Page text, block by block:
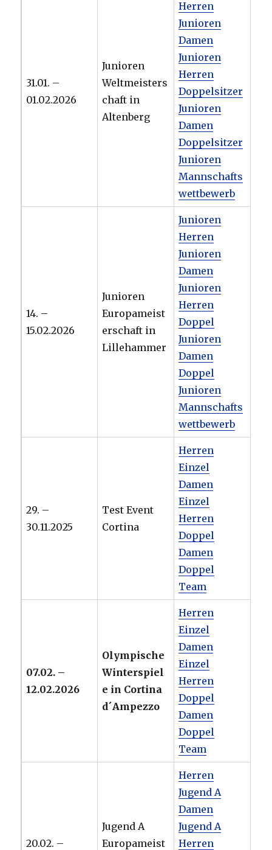
31.01. –
01.02.2026
Junioren
Weltmeisters
chaft in
Altenberg
Herren
Junioren
Damen
Junioren
Herren
Doppelsitzer
Junioren
Damen
Doppelsitzer
Junioren
Mannschafts
wettbewerb
14. –
15.02.2026
Junioren
Europameist
erschaft in
Lillehammer
Junioren
Herren
Junioren
Damen
Junioren
Herren
Doppel
Junioren
Damen
Doppel
Junioren
Mannschafts
wettbewerb
29. –
30.11.2025
Test Event
Cortina
Herren
Einzel
Damen
Einzel
Herren
Doppel
Damen
Doppel
Team
07.02. –
12.02.2026
Olympische
Winterspiel
e in Cortina
d´Ampezzo
Herren
Einzel
Damen
Einzel
Herren
Doppel
Damen
Doppel
Team
20.02. –
Jugend A
Europameist
Herren
Jugend A
Damen
Jugend A
Herren